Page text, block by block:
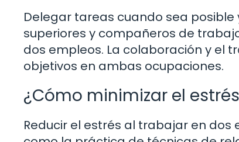
Delegar tareas cuando sea
superiores y compañeros de
dos empleos. La colaboración y el
objetivos en ambas ocupaciones.
¿Cómo minimizar el
Reducir el estrés al trabajar en